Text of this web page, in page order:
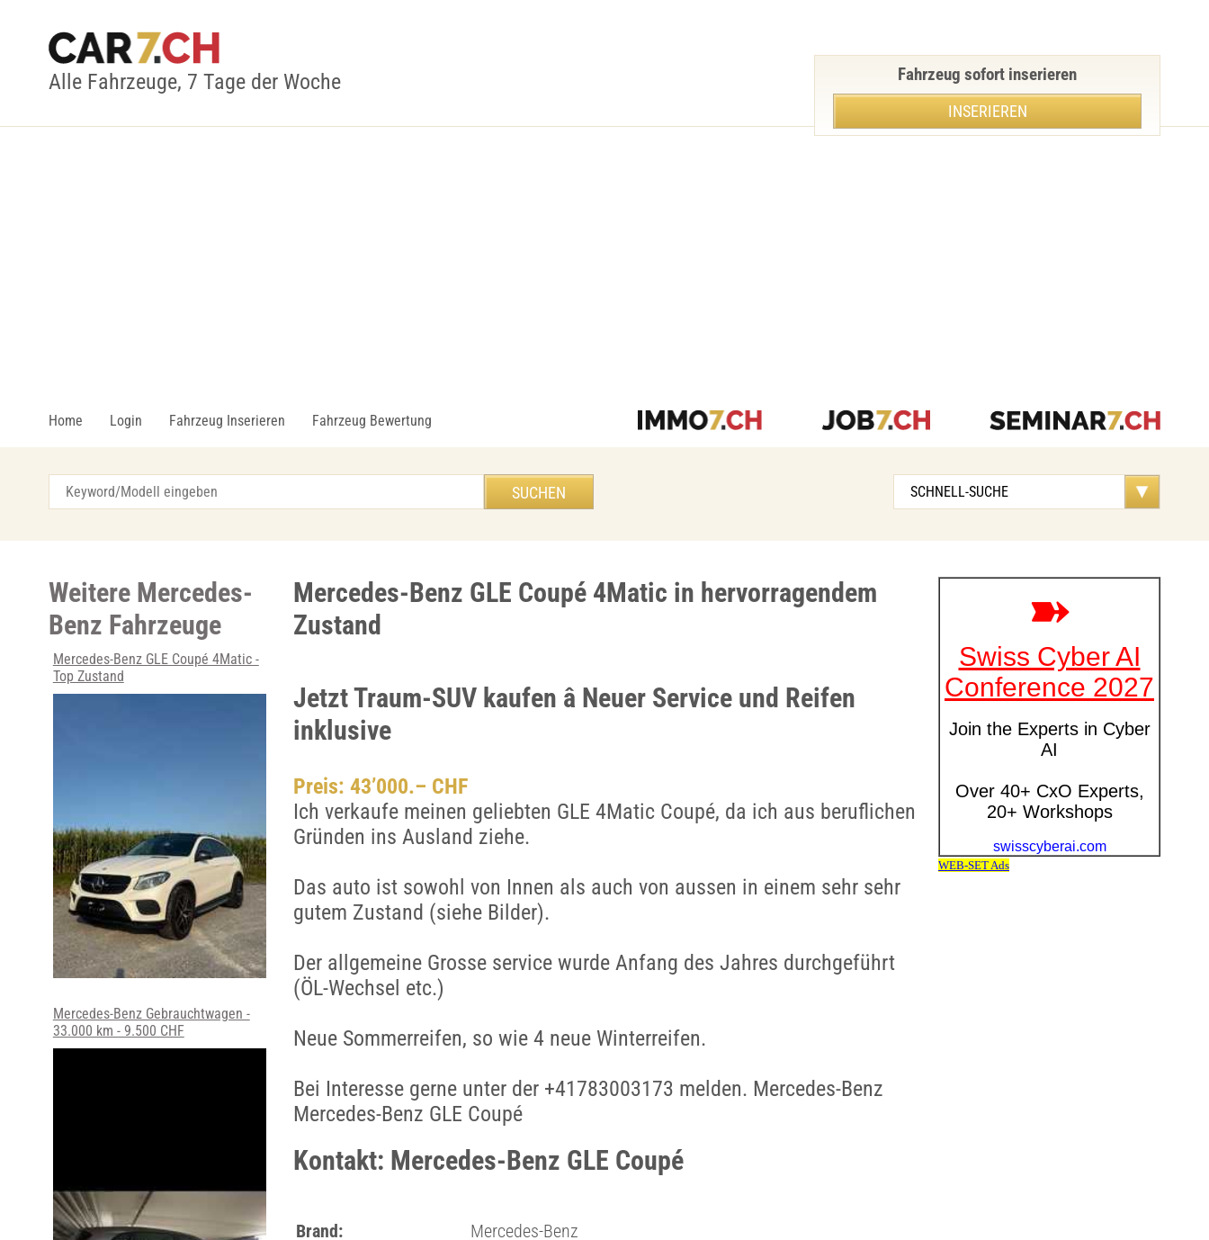
Alle Fahrzeuge, 7 Tage der Woche
Home Login Fahrzeug Inserieren Fahrzeug Bewertung
Fahrzeug sofort inserieren
INSERIEREN
Mercedes-Benz GLE Coupé 4Matic in hervorragendem
Zustand
Jetzt Traum-SUV kaufen â Neuer Service und Reifen
inklusive
Preis: 43’000.– CHF
Ich verkaufe meinen geliebten GLE 4Matic Coupé, da ich aus beruflichen
Gründen ins Ausland ziehe.
Das auto ist sowohl von Innen als auch von aussen in einem sehr sehr
gutem Zustand (siehe Bilder).
Der allgemeine Grosse service wurde Anfang des Jahres durchgeführt
(ÖL-Wechsel etc.)
Neue Sommerreifen, so wie 4 neue Winterreifen.
Bei Interesse gerne unter der +41783003173 melden. Mercedes-Benz
Mercedes-Benz GLE Coupé
Kontakt: Mercedes-Benz GLE Coupé
Brand:
Mercedes-Benz
Weitere Mercedes-
Benz Fahrzeuge
Mercedes-Benz GLE Coupé 4Matic -
Top Zustand
Mercedes-Benz Gebrauchtwagen -
33.000 km - 9.500 CHF